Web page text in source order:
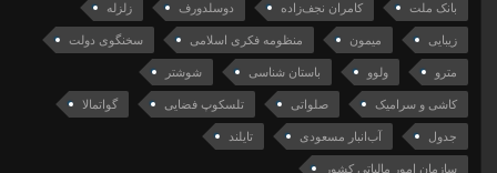
بانک ملت کامران نجف‌زاده دوسلدورف زلزله
زیبایی میمون منظومه فکری اسلامی سخنگوی دولت
مترو ولوو باستان شناسی شوشتر
کاشی و سرامیک صلواتی تلسکوپ فضایی گواتمالا
جدول آب‌انبار مسعودی تايلند
سازمان امور مالیاتی کشور